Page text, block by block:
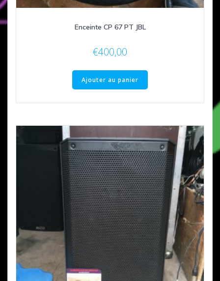
Enceinte CP 67 PT JBL
€400,00
Ajouter au panier